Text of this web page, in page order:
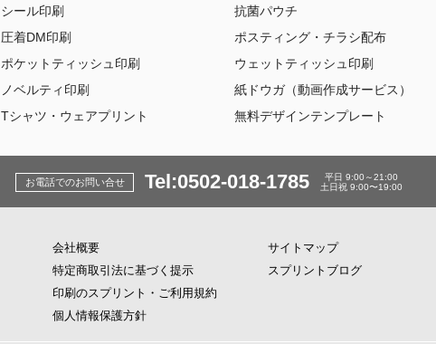
シール印刷
圧着DM印刷
ポケットティッシュ印刷
ノベルティ印刷
Tシャツ・ウェアプリント
抗菌パウチ
ポスティング・チラシ配布
ウェットティッシュ印刷
紙ドウガ（動画作成サービス）
無料デザインテンプレート
お電話でのお問い合せ Tel:0502-018-1785
平日 9:00～21:00
土日祝 9:00〜19:00
会社概要
特定商取引法に基づく提示
印刷のスプリント・ご利用規約
個人情報保護方針
サイトマップ
スプリントブログ